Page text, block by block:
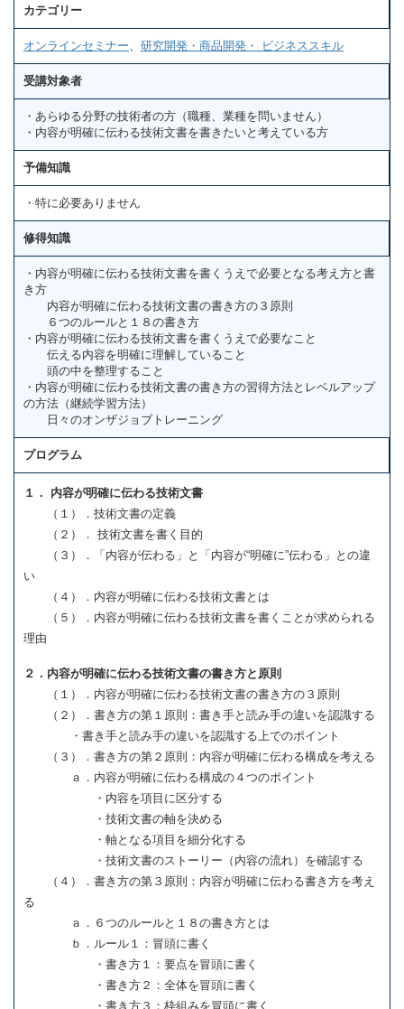
カテゴリー
オンラインセミナー 研究開発・商品開発・ ビジネススキル
受講対象者
・あらゆる分野の技術者の方（職種、業種を問いません）
・内容が明確に伝わる技術文書を書きたいと考えている方
予備知識
・特に必要ありません
修得知識
・内容が明確に伝わる技術文書を書くうえで必要となる考え方と書
き方
内容が明確に伝わる技術文書の書き方の３原則
６つのルールと１８の書き方
・内容が明確に伝わる技術文書を書くうえで必要なこと
伝える内容を明確に理解していること
頭の中を整理すること
・内容が明確に伝わる技術文書の書き方の習得方法とレベルアップ
の方法（継続学習方法）
日々のオンザジョブトレーニング
プログラム
１． 内容が明確に伝わる技術文書
（１）．技術文書の定義
（２）． 技術文書を書く目的
（３）．「内容が伝わる」と「内容が“明確に”伝わる」との違
い
（４）．内容が明確に伝わる技術文書とは
（５）．内容が明確に伝わる技術文書を書くことが求められる
理由
２．内容が明確に伝わる技術文書の書き方と原則
（１）．内容が明確に伝わる技術文書の書き方の３原則
（２）．書き方の第１原則：書き手と読み手の違いを認識する
・書き手と読み手の違いを認識する上でのポイント
（３）．書き方の第２原則：内容が明確に伝わる構成を考える
ａ．内容が明確に伝わる構成の４つのポイント
・内容を項目に区分する
・技術文書の軸を決める
・軸となる項目を細分化する
・技術文書のストーリー（内容の流れ）を確認する
（４）．書き方の第３原則：内容が明確に伝わる書き方を考え
る
ａ．６つのルールと１８の書き方とは
ｂ．ルール１：冒頭に書く
・書き方１：要点を冒頭に書く
・書き方２：全体を冒頭に書く
・書き方３：枠組みを冒頭に書く